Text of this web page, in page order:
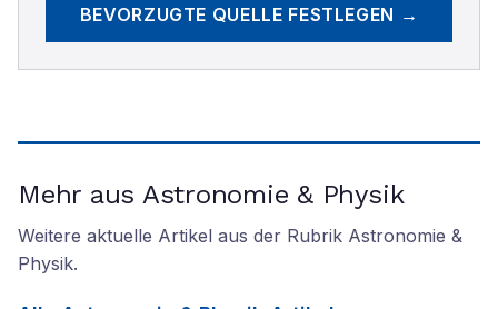
BEVORZUGTE QUELLE FESTLEGEN →
Mehr aus Astronomie & Physik
Weitere aktuelle Artikel aus der Rubrik Astronomie &
Physik.